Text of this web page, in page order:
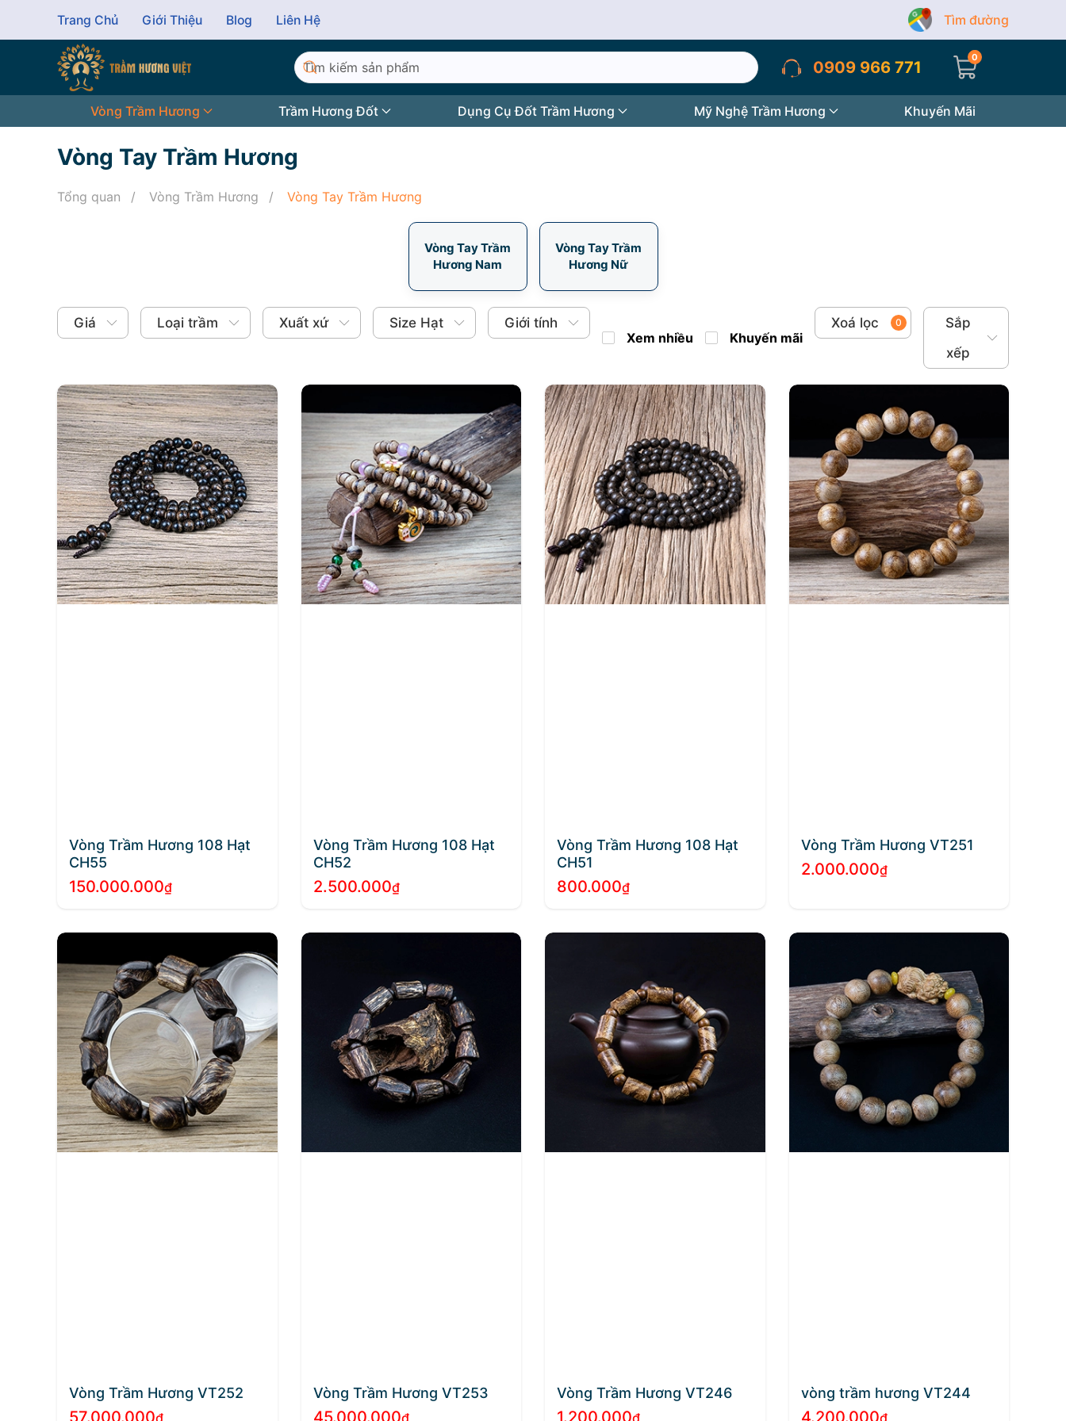
Skip to main content
Trang Chủ Giới Thiệu Blog Liên Hệ Tìm đường
0909 966 771
0
Vòng Trầm Hương Trầm Hương Đốt Dụng Cụ Đốt Trầm Hương Mỹ Nghệ Trầm Hương Khuyến Mãi
Vòng Tay Trầm Hương
Tổng quan Vòng Trầm Hương Vòng Tay Trầm Hương
Vòng Tay Trầm
Hương Nam
Vòng Tay Trầm
Hương Nữ
Giá Loại trầm Xuất xứ Size Hạt
Giới tính
Xem nhiều
Khuyến mãi
Xoá lọc 0
Sắp
xếp
Vòng Trầm Hương 108 Hạt
CH55
150.000.000₫
Vòng Trầm Hương 108 Hạt
CH52
2.500.000₫
Vòng Trầm Hương 108 Hạt
CH51
800.000₫
Vòng Trầm Hương VT251
2.000.000₫
Vòng Trầm Hương VT252
57.000.000₫
Vòng Trầm Hương VT253
45.000.000₫
Vòng Trầm Hương VT246
1.200.000₫
vòng trầm hương VT244
4.200.000₫